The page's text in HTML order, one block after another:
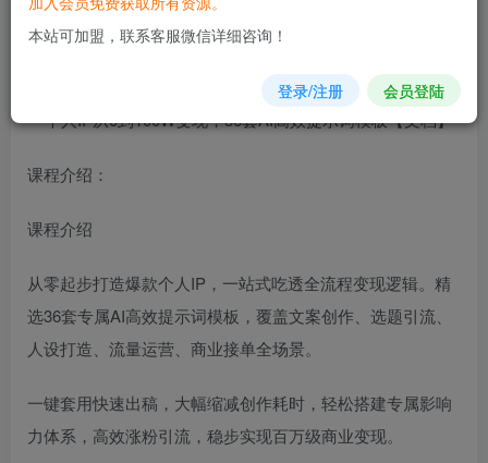
课程介绍：
课程介绍
从零起步打造爆款个人IP，一站式吃透全流程变现逻辑。精
选36套专属AI高效提示词模板，覆盖文案创作、选题引流、
人设打造、流量运营、商业接单全场景。
一键套用快速出稿，大幅缩减创作耗时，轻松搭建专属影响
力体系，高效涨粉引流，稳步实现百万级商业变现。
本站可加盟，联系客服微信详细咨询！
登录/注册 会员登陆